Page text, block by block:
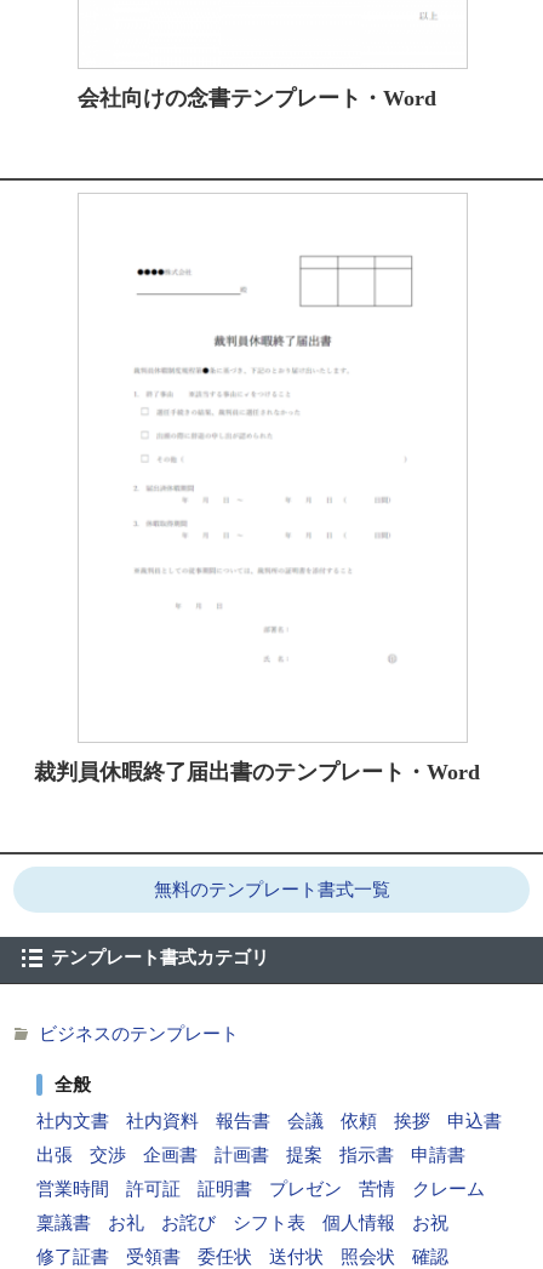
会社向けの念書テンプレート・Word
裁判員休暇終了届出書のテンプレート・Word
無料のテンプレート書式一覧
テンプレート書式カテゴリ
ビジネスのテンプレート
全般
社内文書
社内資料 報告書 会議 依頼 挨拶
申込書
出張
交渉 企画書 計画書 提案 指示書
申請書
営業時間
許可証 証明書 プレゼン 苦情
クレーム
稟議書
お礼 お詫び シフト表 個人情報
お祝
修了証書
受領書 委任状 送付状 照会状
確認